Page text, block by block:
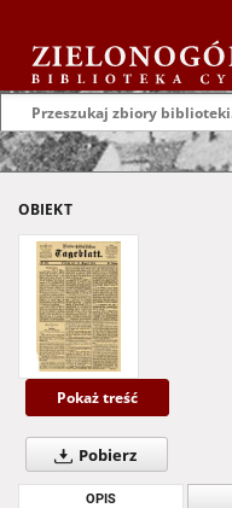
OBIEKT
Pokaż treść
Pobierz
OPIS